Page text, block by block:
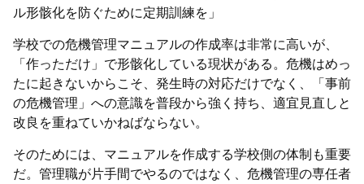
ル形骸化を防ぐために定期訓練を」
学校での危機管理マニュアルの作成率は非常に高いが、
「作っただけ」で形骸化している現状がある。危機はめっ
たに起きないからこそ、発生時の対応だけでなく、「事前
の危機管理」への意識を普段から強く持ち、適宜見直しと
改良を重ねていかねばならない。
そのためには、マニュアルを作成する学校側の体制も重要
だ。管理職が片手間でやるのではなく、危機管理の専任者